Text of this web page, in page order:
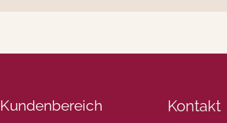
Kundenbereich Kontakt